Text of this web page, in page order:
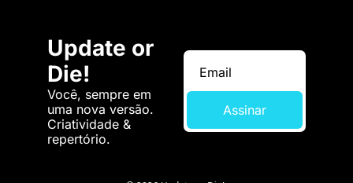
Update or
Die!
Você, sempre em
uma nova versão.
Criatividade &
repertório.
Assinar